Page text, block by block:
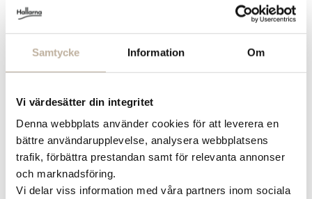
Samtycke Information Om
Vi värdesätter din integritet
Denna webbplats använder cookies för att leverera en
bättre användarupplevelse, analysera webbplatsens
trafik, förbättra prestandan samt för relevanta annonser
och marknadsföring.
Vi delar viss information med våra partners inom sociala
Vi gillar när träning känns tillgänglig för
gymbesökare eller har ett specifikt mål möts
du av en inspirerande miljö där gemenskap
och träningsglädje står i fokus. Här finns
utrustning från bland annat Eleiko, Hammer
Strength, Life Fitness och Casall, vilket ger
dig riktigt bra förutsättningar oavsett
träningsform.